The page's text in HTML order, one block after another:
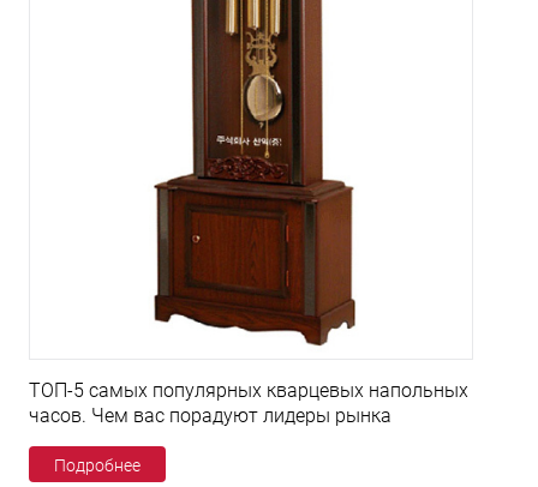
ТОП-5 самых популярных кварцевых напольных
часов. Чем вас порадуют лидеры рынка
Подробнее